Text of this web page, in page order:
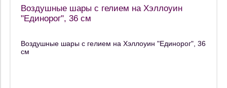
Воздушные шары с гелием на Хэллоуин
"Единорог", 36 см
Воздушные шары с гелием на Хэллоуин "Единорог", 36
см